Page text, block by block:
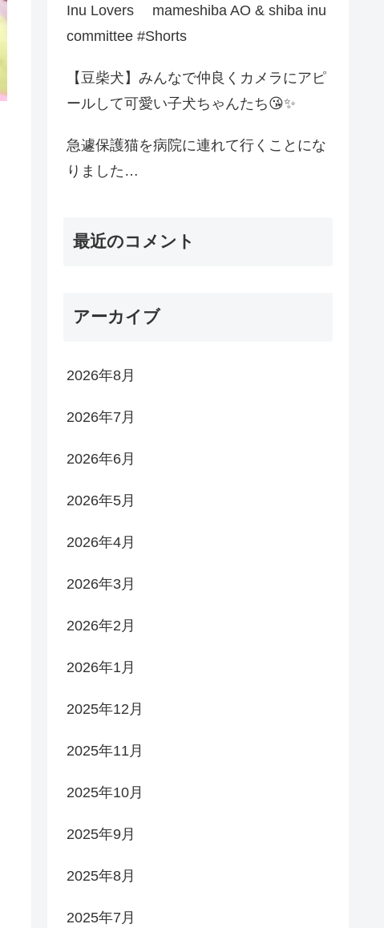
Inu Lovers mameshiba AO & shiba inu
committee #Shorts
【豆柴犬】みんなで仲良くカメラにアピ
ールして可愛い子犬ちゃんたち😘✨
急遽保護猫を病院に連れて行くことにな
りました…
最近のコメント
アーカイブ
2026年8月
2026年7月
2026年6月
2026年5月
2026年4月
2026年3月
2026年2月
2026年1月
2025年12月
2025年11月
2025年10月
2025年9月
2025年8月
2025年7月